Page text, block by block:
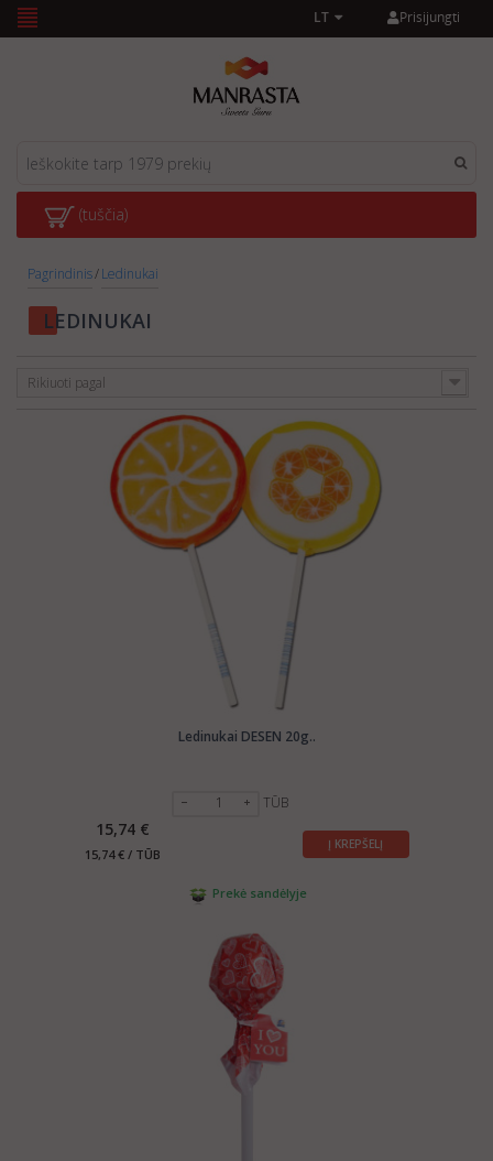
Prisijungti
LT
(tuščia)
Pagrindinis/Ledinukai
LEDINUKAI
Rikiuoti pagal
Ledinukai DESEN 20g..
TŪB
15,74 €
15,74 € / TŪB
Į KREPŠELĮ
Prekė sandėlyje